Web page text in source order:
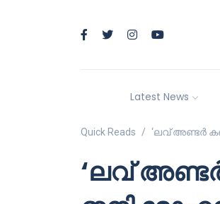
Latest News
Quick Reads ‘ലവ് അണ്ടർ
‘ലവ്